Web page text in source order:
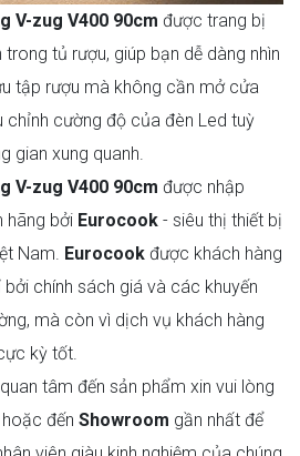
V-zug V400 90cm được trang bị
tủ rượu, giúp bạn dễ dàng nhìn
tập rượu mà không cần mở cửa
chỉnh cường độ của đèn Led tuỳ
gian xung quanh.
V-zug V400 90cm được nhập
hãng bởi Eurocook - siêu thị thiết bị
Nam. Eurocook được khách hàng
chính sách giá và các khuyến
mà còn vì dịch vụ khách hàng
kỳ tốt.
tâm đến sản phẩm xin vui lòng
hoặc đến Showroom gần nhất để